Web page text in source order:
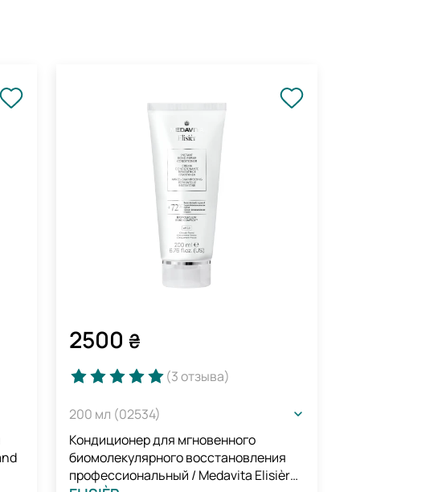
2500 ₴
(3отзыва)
200 мл (02534)
Кондиционер для мгновенного
биомолекулярного восстановления
профессиональный / Medavita Elisièr